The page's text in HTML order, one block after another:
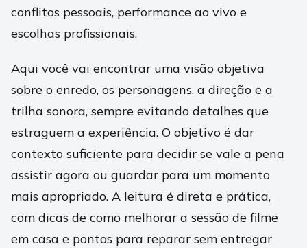
conflitos pessoais, performance ao vivo e
escolhas profissionais.
Aqui você vai encontrar uma visão objetiva
sobre o enredo, os personagens, a direção e a
trilha sonora, sempre evitando detalhes que
estraguem a experiência. O objetivo é dar
contexto suficiente para decidir se vale a pena
assistir agora ou guardar para um momento
mais apropriado. A leitura é direta e prática,
com dicas de como melhorar a sessão de filme
em casa e pontos para reparar sem entregar